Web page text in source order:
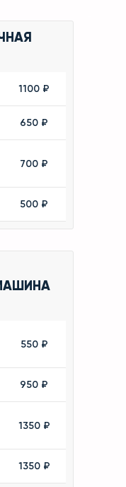
1100 ₽
650 ₽
700 ₽
500 ₽
550 ₽
950 ₽
1350 ₽
1350 ₽